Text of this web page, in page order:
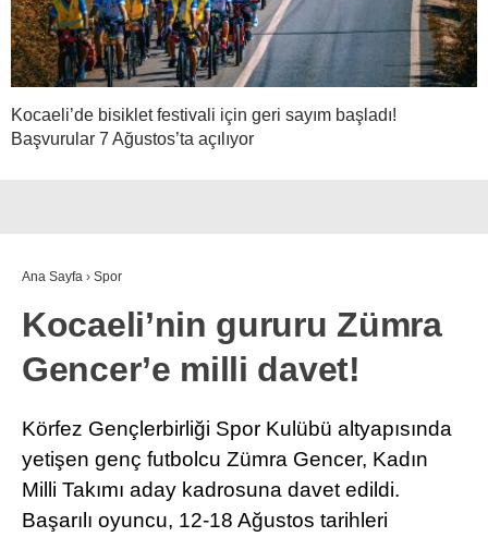
Kocaeli’de bisiklet festivali için geri sayım başladı!
Başvurular 7 Ağustos’ta açılıyor
Ana Sayfa › Spor
Kocaeli’nin gururu Zümra
Gencer’e milli davet!
Körfez Gençlerbirliği Spor Kulübü altyapısında
yetişen genç futbolcu Zümra Gencer, Kadın
Milli Takımı aday kadrosuna davet edildi.
Başarılı oyuncu, 12-18 Ağustos tarihleri